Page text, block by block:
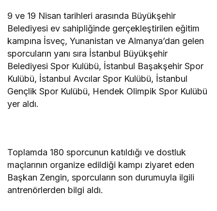
9 ve 19 Nisan tarihleri arasında Büyükşehir
Belediyesi ev sahipliğinde gerçekleştirilen eğitim
kampına İsveç, Yunanistan ve Almanya’dan gelen
sporcuların yanı sıra İstanbul Büyükşehir
Belediyesi Spor Kulübü, İstanbul Başakşehir Spor
Kulübü, İstanbul Avcılar Spor Kulübü, İstanbul
Gençlik Spor Kulübü, Hendek Olimpik Spor Kulübü
yer aldı.
Toplamda 180 sporcunun katıldığı ve dostluk
maçlarının organize edildiği kampı ziyaret eden
Başkan Zengin, sporcuların son durumuyla ilgili
antrenörlerden bilgi aldı.